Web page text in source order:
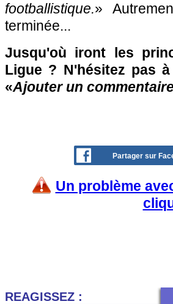
footballistique.»
terminée...
Jusqu'où iront les
Ligue ? N'hésitez pas
«Ajouter un
Partager sur
Un problème
REAGISSEZ :